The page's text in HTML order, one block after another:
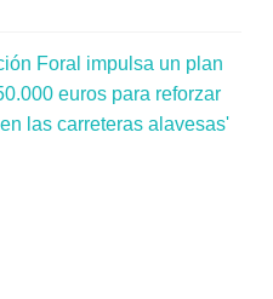
Foral impulsa un plan
euros para reforzar
las carreteras alavesas'